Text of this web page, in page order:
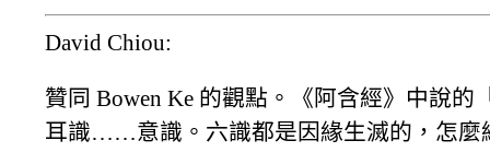
David Chiou:
贊同 Bowen Ke 的觀點。《阿含經》中說
耳識……意識。六識都是因緣生滅的，怎麼